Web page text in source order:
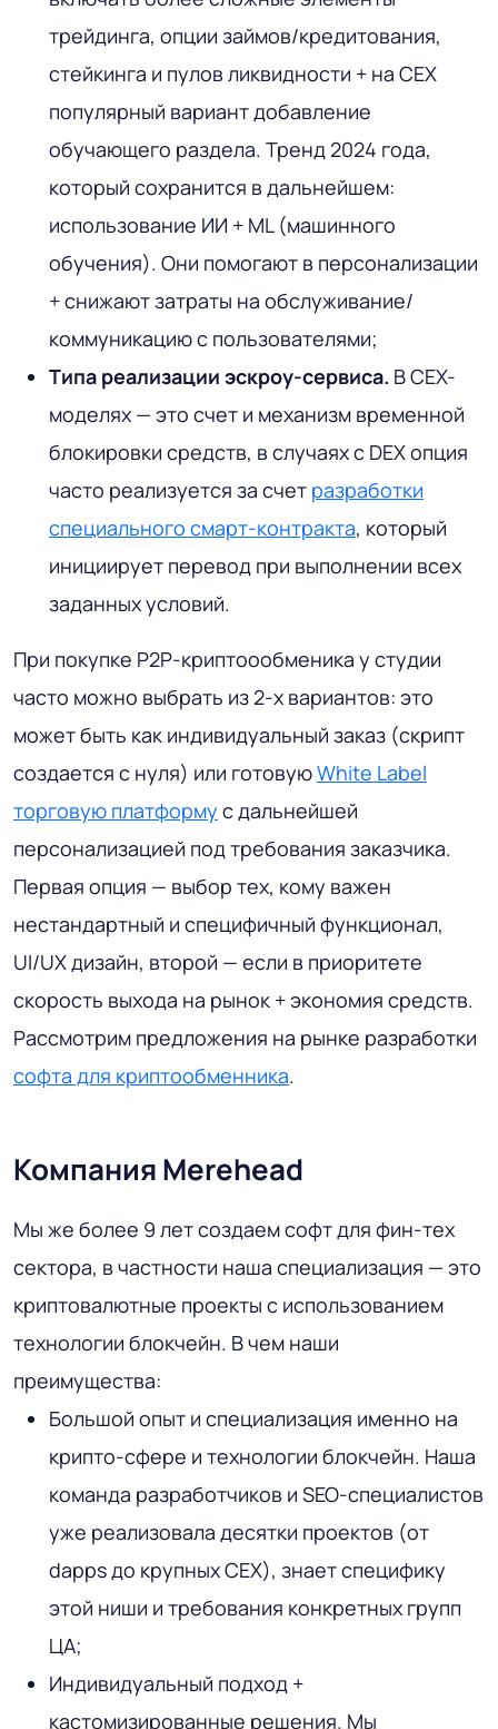
трейдинга, опции займов/кредитования,
стейкинга и пулов ликвидности + на CEX
популярный вариант добавление
обучающего раздела. Тренд 2024 года,
который сохранится в дальнейшем:
использование ИИ + ML (машинного
обучения). Они помогают в персонализации
+ снижают затраты на обслуживание/
коммуникацию с пользователями;
Типа реализации эскроу-сервиса. В CEX-
моделях — это счет и механизм временной
блокировки средств, в случаях с DEX опция
часто реализуется за счет разработки
специального смарт-контракта, который
инициирует перевод при выполнении всех
заданных условий.
При покупке P2P-криптоообменика у студии
часто можно выбрать из 2-х вариантов: это
может быть как индивидуальный заказ (скрипт
создается с нуля) или готовуюWhite Label
торговую платформу с дальнейшей
персонализацией под требования заказчика.
Первая опция — выбор тех, кому важен
нестандартный и специфичный функционал,
UI/UX дизайн, второй — если в приоритете
скорость выхода на рынок + экономия средств.
Рассмотрим предложения на рынке разработки
софта для криптообменника.
Компания Merehead
Мы же более 9 лет создаем софт для фин-тех
сектора, в частности наша специализация — это
криптовалютные проекты с использованием
технологии блокчейн. В чем наши
преимущества:
Большой опыт и специализация именно на
крипто-сфере и технологии блокчейн. Наша
команда разработчиков и SEO-специалистов
уже реализовала десятки проектов (от
dapps до крупных CEX), знает специфику
этой ниши и требования конкретных групп
ЦА;
Индивидуальный подход +
кастомизированные решения. Мы